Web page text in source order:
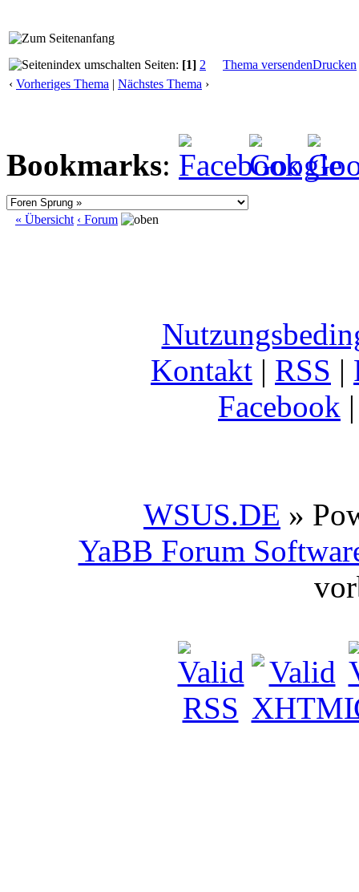
Seiten: [1] 2 Thema versendenDrucken
‹ Vorheriges Thema | Nächstes Thema ›
Bookmarks:
« Übersicht ‹ Forum
Kontakt | RSS |
Facebook
WSUS.DE »
YaBB Forum